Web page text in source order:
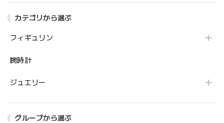
カテゴリから選ぶ
フィギュリン
腕時計
ジュエリー
グループから選ぶ